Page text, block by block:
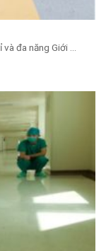
đa năng Giới ...